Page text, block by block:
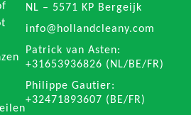
NL – 5571 KP Bergeijk
info@hollandcleany.com
Patrick van Asten:
+31653936826 (NL/BE/FR)
Philippe Gautier:
+32471893607 (BE/FR)